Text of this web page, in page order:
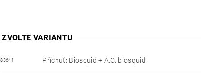
ZVOLTE VARIANTU
83641 Příchuť: Biosquid + A.C. biosquid